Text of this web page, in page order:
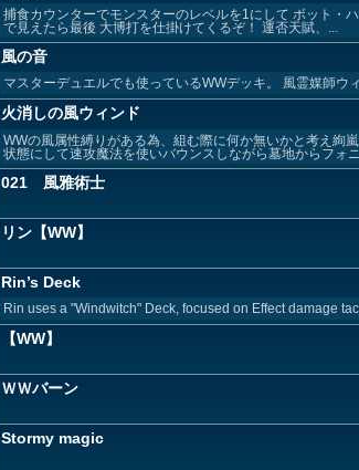
捕食カウンターでモンスターのレベルを1にして ボット・
で見えたら最後 大博打を仕掛けてくるぞ！ 運否天賦、...
風の音
マスターデュエルでも使っているWWデッキ。 風霊媒師ウ
火消しの風ウィンド
WWの風属性縛りがある為、組む際に何か無いかと考え絢
状態にして速攻魔法を使いバウンスしながら墓地からフォニ
021 風雅術士
リン【WW】
Rin’s Deck
Rin uses a "Windwitch" Deck, focused on Effect damage
【WW】
ＷＷバーン
Stormy magic